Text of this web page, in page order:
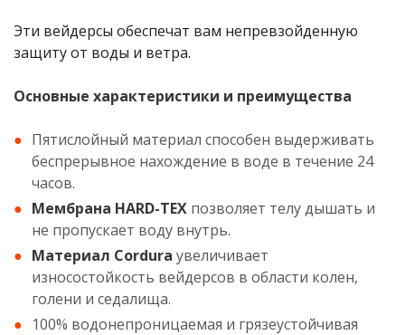
Эти вейдерсы обеспечат вам непревзойденную
защиту от воды и ветра.
Основные характеристики и преимущества
Пятислойный материал способен выдерживать
беспрерывное нахождение в воде в течение 24
часов.
Мембрана HARD-TEX позволяет телу дышать и
не пропускает воду внутрь.
Материал Cordura увеличивает
износостойкость вейдерсов в области колен,
голени и седалища.
100% водонепроницаемая и грязеустойчивая